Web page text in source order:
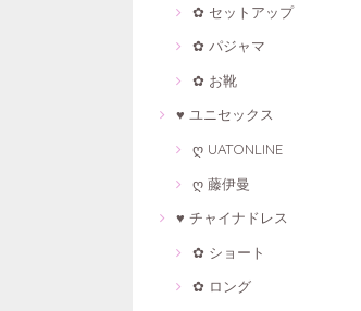
✿ セットアップ
✿ パジャマ
✿ お靴
♥ ユニセックス
ღ UATONLINE
ღ 藤伊曼
♥ チャイナドレス
✿ ショート
✿ ロング